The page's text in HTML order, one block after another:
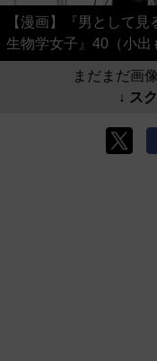
【漫画】『男として
生物学女子』40（小出
まだまだ画
↓ ス